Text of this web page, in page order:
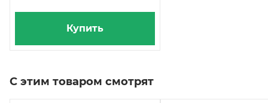
Купить
С этим товаром смотрят